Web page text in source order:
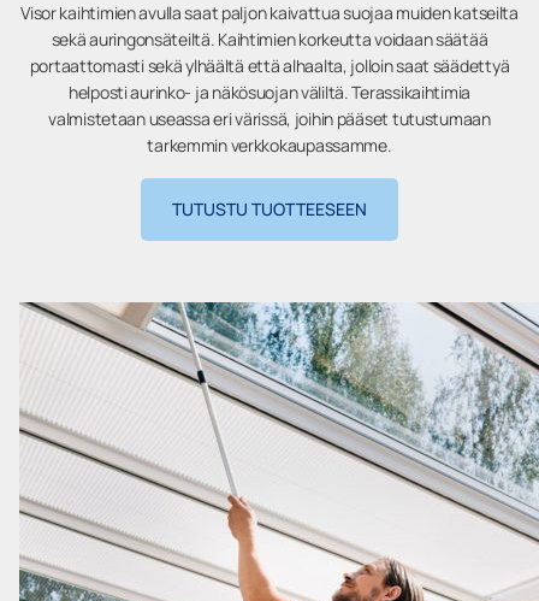
Visor kaihtimien avulla saat paljon kaivattua suojaa muiden katseilta
sekä auringonsäteiltä. Kaihtimien korkeutta voidaan säätää
portaattomasti sekä ylhäältä että alhaalta, jolloin saat säädettyä
helposti aurinko- ja näkösuojan väliltä. Terassikaihtimia
valmistetaan useassa eri värissä, joihin pääset tutustumaan
tarkemmin verkkokaupassamme.
TUTUSTU TUOTTEESEEN